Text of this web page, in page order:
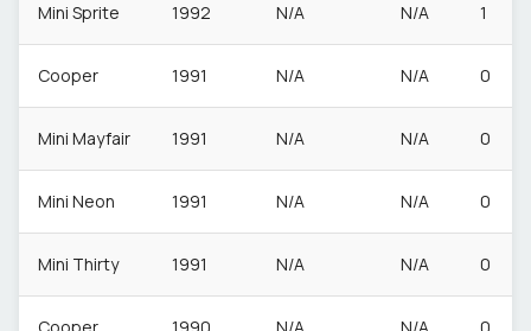
Mini Sprite 1992 N/A N/A 1
Cooper 1991 N/A N/A 0
Mini Mayfair 1991 N/A N/A 0
Mini Neon 1991 N/A N/A 0
Mini Thirty 1991 N/A N/A 0